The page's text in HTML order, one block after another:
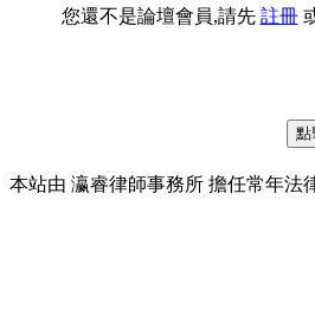
您還不是論壇會員,請先 註冊
本站由 瀛睿律師事務所 擔任常年法